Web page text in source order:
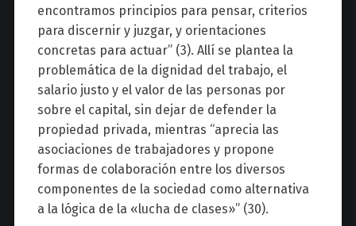
encontramos principios para pensar, criterios
para discernir y juzgar, y orientaciones
concretas para actuar” (3). Allí se plantea la
problemática de la dignidad del trabajo, el
salario justo y el valor de las personas por
sobre el capital, sin dejar de defender la
propiedad privada, mientras “aprecia las
asociaciones de trabajadores y propone
formas de colaboración entre los diversos
componentes de la sociedad como alternativa
a la lógica de la «lucha de clases»” (30).